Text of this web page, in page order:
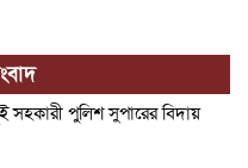
সহকারী পুলিশ সুপারের বিদায়